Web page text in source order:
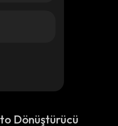
Dönüştürücü